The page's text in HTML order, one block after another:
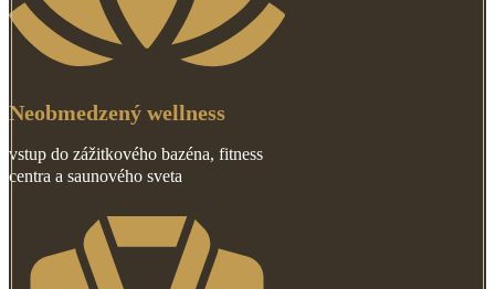
Neobmedzený wellness
vstup do zážitkového bazéna, fitness
centra a saunového sveta